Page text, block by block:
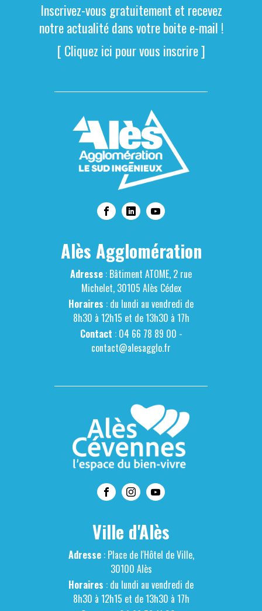
Inscrivez-vous gratuitement et recevez
notre actualité dans votre boite e-mail !
[ Cliquez ici pour vous inscrire ]
Alès Agglomération
Adresse : Bâtiment ATOME, 2 rue
Michelet, 30105 Alès Cédex
Horaires : du lundi au vendredi de
8h30 à 12h15 et de 13h30 à 17h
Contact : 04 66 78 89 00 -
contact@alesagglo.fr
Ville d'Alès
Adresse: Place de l'Hôtel de Ville,
30100 Alès
Horaires : du lundi au vendredi de
8h30 à 12h15 et de 13h30 à 17h